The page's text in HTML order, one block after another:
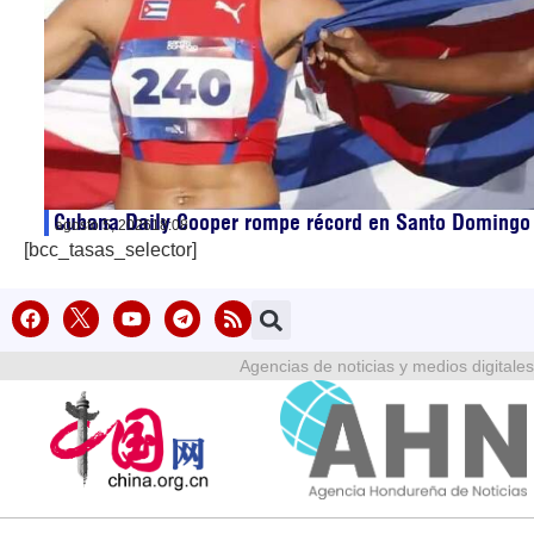
Cubana Daily Cooper rompe récord en Santo Domingo
agosto 5, 202618:08
[bcc_tasas_selector]
Agencias de noticias y medios digitales